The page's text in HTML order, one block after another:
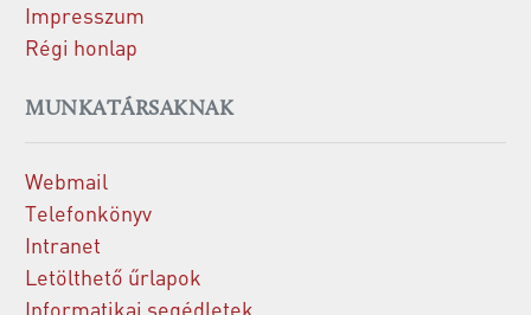
Impresszum
Régi honlap
MUNKATÁRSAKNAK
Webmail
Telefonkönyv
Intranet
Letölthető űrlapok
Informatikai segédletek